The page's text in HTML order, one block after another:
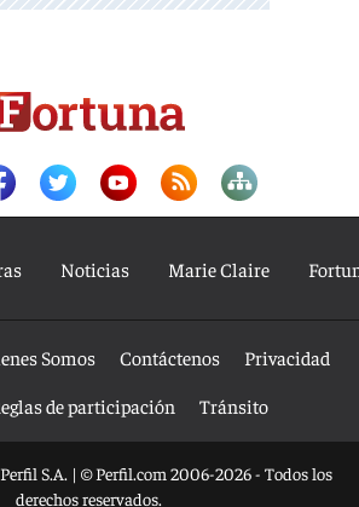
Noticias Marie Claire
Somos Contáctenos
Privacidad
de participación Tránsito
S.A. | © Perfil.com 2006-2026 - Todos los
derechos reservados.